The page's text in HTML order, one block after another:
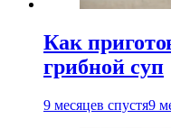
Как
грибной суп
9 месяцев спустя9